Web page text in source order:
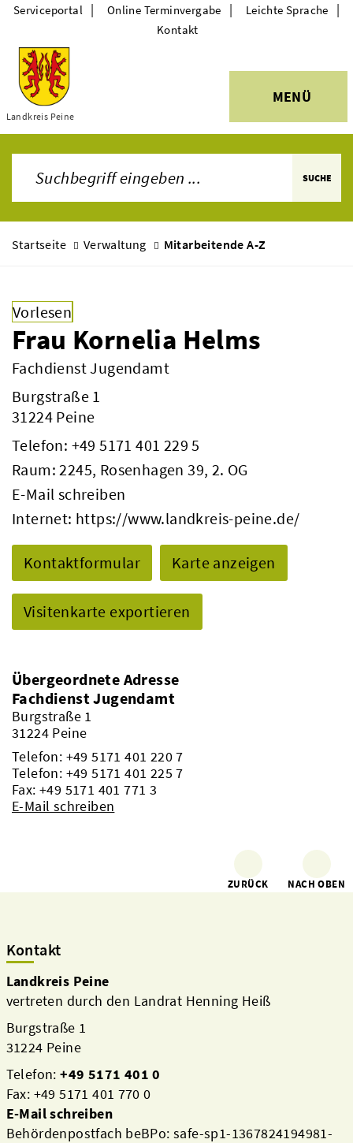
Themen
Landkreis Peine
MENÜ
Serviceportal | Online Terminvergabe | Leichte Sprache |
Kontakt
SUCHE
Startseite Verwaltung Mitarbeitende A-Z
Vorlesen
Frau Kornelia Helms
Fachdienst Jugendamt
Burgstraße 1
31224 Peine
Telefon: +49 5171 401 229 5
Raum: 2245, Rosenhagen 39, 2. OG
E-Mail schreiben
Internet: https://www.landkreis-peine.de/
Kontaktformular Karte anzeigen
Visitenkarte exportieren
Übergeordnete Adresse
Fachdienst Jugendamt
Burgstraße 1
31224 Peine
Telefon: +49 5171 401 220 7
Telefon: +49 5171 401 225 7
Fax: +49 5171 401 771 3
E-Mail schreiben
ZURÜCK NACH OBEN
Kontakt
Landkreis Peine
vertreten durch den Landrat Henning Heiß
Burgstraße 1
31224 Peine
Telefon:+49 5171 401 0
Fax: +49 5171 401 770 0
E-Mail schreiben
Behördenpostfach beBPo: safe-sp1-1367824194981-